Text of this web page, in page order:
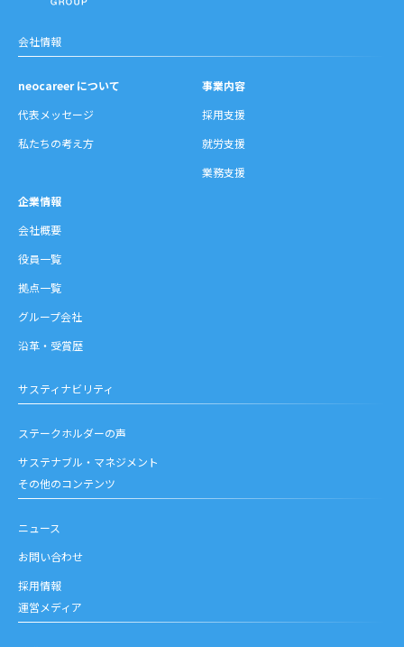
会社情報
neocareer について
代表メッセージ
私たちの考え方
事業内容
採用支援
就労支援
業務支援
企業情報
会社概要
役員一覧
拠点一覧
グループ会社
沿革・受賞歴
サスティナビリティ
ステークホルダーの声
サステナブル・マネジメント
その他のコンテンツ
ニュース
お問い合わせ
採用情報
運営メディア